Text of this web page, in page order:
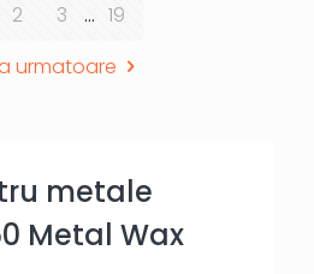
2 3 ... 19
urmatoare
metale
Metal Wax